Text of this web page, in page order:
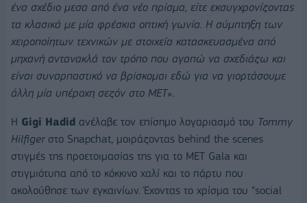
ένα σχέδιο μεσα από ένα νέο πρίσμα, είτε εκσυγχρονίζοντας
τα κλασικά με μία φρέσκια οπτική γωνία. Η σύμπτηξη των
χειροποίητων τεχνικών με στοιχεία κατασκευασμένα από
μηχανή αντανακλά τον τρόπο που αγαπώ να σχεδιάζω και
είναι συναρπαστικό να βρίσκομαι εδώ για να γιορτάσουμε
άλλη μία υπέροχη σεζόν στο MET».
Η Gigi Hadid ανέλαβε τον επίσημο λογαριασμό του Tommy
Hilfigerστο Snapchat, μοιράζοντας behind the scenes
στιγμές της προετοιμασίας της για το MET Gala και
στιγμιότυπα από το κόκκινο χαλί και το πάρτυ που
ακολούθησε των εγκαινίων. Έχοντας το χρίσμα του “social